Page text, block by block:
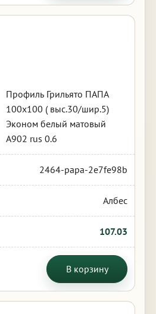
Профиль Грильято ПАПА
100х100 ( выс.30/шир.5)
Эконом белый матовый
А902 rus 0.6
2464-papa-2e7fe98b
Албес
107.03
В корзину